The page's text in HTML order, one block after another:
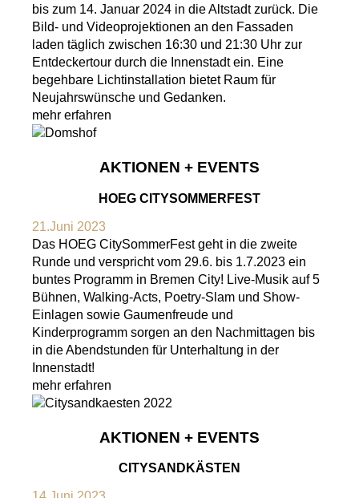
bis zum 14. Januar 2024 in die Altstadt zurück. Die
Bild- und Videoprojektionen an den Fassaden
laden täglich zwischen 16:30 und 21:30 Uhr zur
Entdeckertour durch die Innenstadt ein. Eine
begehbare Lichtinstallation bietet Raum für
Neujahrswünsche und Gedanken.
mehr erfahren
AKTIONEN + EVENTS
HOEG CITYSOMMERFEST
21.Juni 2023
Das HOEG CitySommerFest geht in die zweite
Runde und verspricht vom 29.6. bis 1.7.2023 ein
buntes Programm in Bremen City! Live-Musik auf 5
Bühnen, Walking-Acts, Poetry-Slam und Show-
Einlagen sowie Gaumenfreude und
Kinderprogramm sorgen an den Nachmittagen bis
in die Abendstunden für Unterhaltung in der
Innenstadt!
mehr erfahren
AKTIONEN + EVENTS
CITYSANDKÄSTEN